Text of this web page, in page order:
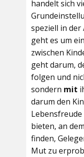
handelt sich
speziell in der
geht es um
zwischen
geht darum,
folgen und
sondern mit
darum den
bieten, an
finden,
Mut zu